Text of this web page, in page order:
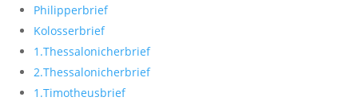
Philipperbrief
Kolosserbrief
1.Thessalonicherbrief
2.Thessalonicherbrief
1.Timotheusbrief